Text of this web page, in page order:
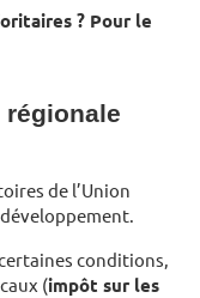
? Pour le
régionale
de l’Union
conditions,
(impôt sur les